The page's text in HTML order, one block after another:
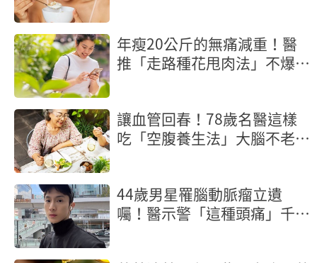
年瘦20公斤的無痛減重！醫
推「走路種花甩肉法」不爆汗
讓血管回春！78歲名醫這樣
吃「空腹養生法」大腦不老又
44歲男星罹腦動脈瘤立遺
囑！醫示警「這種頭痛」千萬